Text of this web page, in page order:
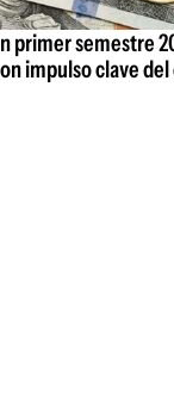
primer semestre
impulso clave